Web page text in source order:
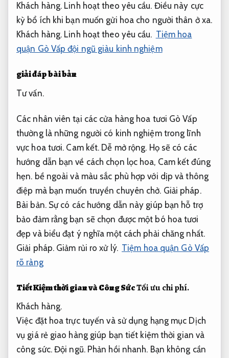
Khách hàng. Linh hoạt theo yêu cầu. Điều này cực
kỳ bổ ích khi bạn muốn gửi hoa cho người thân ở xa.
Khách hàng. Linh hoạt theo yêu cầu. Tiệm hoa
quận Gò Vấp đội ngũ giàu kinh nghiệm
giải đáp bài bản
Tư vấn.
Các nhân viên tại các cửa hàng hoa tươi Gò Vấp
thường là những người có kinh nghiệm trong lĩnh
vực hoa tươi. Cam kết. Dễ mở rộng. Họ sẽ có các
hướng dẫn bạn về cách chọn lọc hoa, Cam kết đúng
hẹn. bề ngoài và màu sắc phù hợp với dịp và thông
điệp mà bạn muốn truyền chuyên chở. Giải pháp.
Bài bản.Sự có các hướng dẫn này giúp bạn hỗ trợ
bảo đảm rằng bạn sẽ chọn được một bó hoa tươi
đẹp và biểu đạt ý nghĩa một cách phải chăng nhất.
Giải pháp. Giảm rủi ro xử lý. Tiệm hoa quận Gò Vấp
rõ ràng
Tiết Kiệm thời gian và Công SứcTối ưu chi phí.
Khách hàng.
Việc đặt hoa trực tuyến và sử dụng hạng mục Dịch
vụ giá rẻ giao hàng giúp bạn tiết kiệm thời gian và
công sức. Đội ngũ. Phản hồi nhanh. Bạn không cần